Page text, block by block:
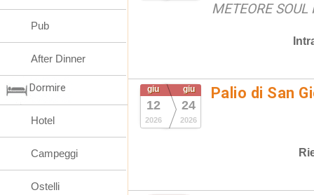
METEORE
giu
12
2026
giu
24
2026
Palio di San
Pub
After Dinner
Dormire
Hotel
Campeggi
Ostelli